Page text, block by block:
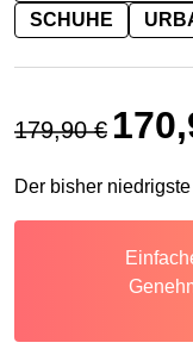
SCHUHE
179,90€
Der bisher